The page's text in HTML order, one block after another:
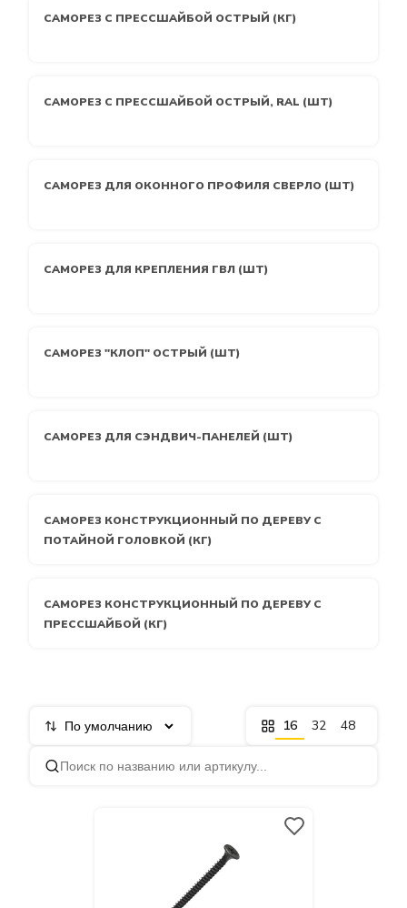
САМОРЕЗ С ПРЕССШАЙБОЙ ОСТРЫЙ (КГ)
САМОРЕЗ С ПРЕССШАЙБОЙ ОСТРЫЙ, RAL (ШТ)
САМОРЕЗ ДЛЯ ОКОННОГО ПРОФИЛЯ СВЕРЛО (ШТ)
САМОРЕЗ ДЛЯ КРЕПЛЕНИЯ ГВЛ (ШТ)
САМОРЕЗ "КЛОП" ОСТРЫЙ (ШТ)
САМОРЕЗ ДЛЯ СЭНДВИЧ-ПАНЕЛЕЙ (ШТ)
САМОРЕЗ КОНСТРУКЦИОННЫЙ ПО ДЕРЕВУ С
ПОТАЙНОЙ ГОЛОВКОЙ (КГ)
САМОРЕЗ КОНСТРУКЦИОННЫЙ ПО ДЕРЕВУ С
ПРЕССШАЙБОЙ (КГ)
16 32 48